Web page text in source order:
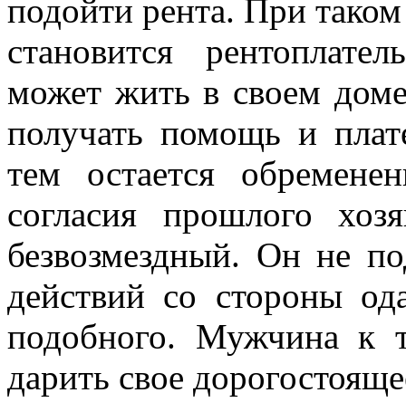
подойти рента. При
становится
может жить в своем
получать помощь и
тем остается
согласия прошлого
безвозмездный. Он не
действий со стороны
подобного. Мужчина к
дарить свое